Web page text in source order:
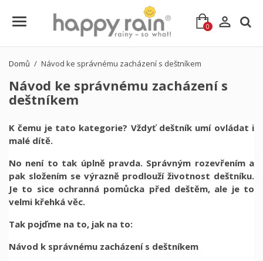
0 
Domů Návod ke správnému zacházení s deštníkem
Návod ke správnému zacházení s
deštníkem
K čemu je tato kategorie? Vždyť deštník umí ovládat i
malé dítě.
No není to tak úplně pravda. Správným rozevřením a
pak složením se výrazně prodlouží životnost deštníku.
Je to sice ochranná pomůcka před deštěm, ale je to
velmi křehká věc.
Tak pojďme na to, jak na to:
Návod k správnému zacházení s deštníkem